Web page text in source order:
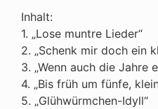
Inhalt:
1. „Lose muntre Lieder“
2. „Schenk mir doch ein
3. „Wenn auch die Jahre
4. „Bis früh um fünfe,
5. „Glühwürmchen-Idyll“